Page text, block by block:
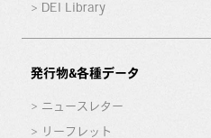
DEI Library
発行物&各種データ
ニュースレター
リーフレット